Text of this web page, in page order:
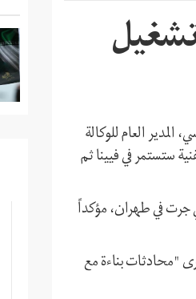
العام للوكالة
الفنية ستستمر في فيينا ثم
جرت في طهران، مؤكداً
"محادثات بناءة مع